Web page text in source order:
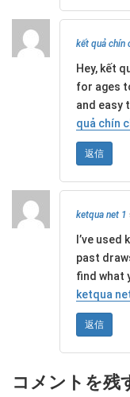
kết quả chín
Hey, kết
for ages
and easy
quả chín
返信
ketqua net 1
I’ve
past
find what
ketqua
返信
コメントを残